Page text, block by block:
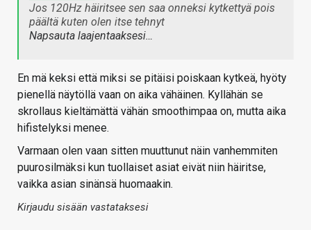
Jos 120Hz häiritsee sen saa onneksi kytkettyä pois
päältä kuten olen itse tehnyt
Napsauta laajentaaksesi…
En mä keksi että miksi se pitäisi poiskaan kytkeä, hyöty
pienellä näytöllä vaan on aika vähäinen. Kyllähän se
skrollaus kieltämättä vähän smoothimpaa on, mutta aika
hifistelyksi menee.
Varmaan olen vaan sitten muuttunut näin vanhemmiten
puurosilmäksi kun tuollaiset asiat eivät niin häiritse,
vaikka asian sinänsä huomaakin.
Kirjaudu sisään vastataksesi